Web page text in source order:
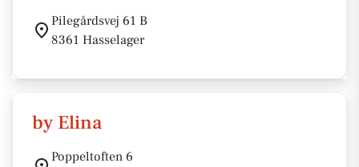
Pilegårdsvej 61 B
8361 Hasselager
by Elina
Poppeltoften 6